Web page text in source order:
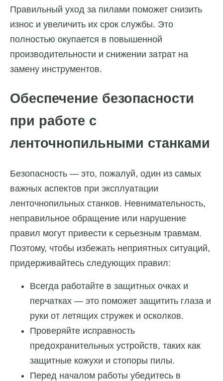
Правильный уход за пилами поможет снизить
износ и увеличить их срок службы. Это
полностью окупается в повышенной
производительности и снижении затрат на
замену инструментов.
Обеспечение безопасности
при работе с
ленточнопильными станками
Безопасность — это, пожалуй, один из самых
важных аспектов при эксплуатации
ленточнопильных станков. Невнимательность,
неправильное обращение или нарушение
правил могут привести к серьезным травмам.
Поэтому, чтобы избежать неприятных ситуаций,
придерживайтесь следующих правил:
Всегда работайте в защитных очках и
перчатках — это поможет защитить глаза и
руки от летящих стружек и осколков.
Проверяйте исправность
предохранительных устройств, таких как
защитные кожухи и стопоры пилы.
Перед началом работы убедитесь в